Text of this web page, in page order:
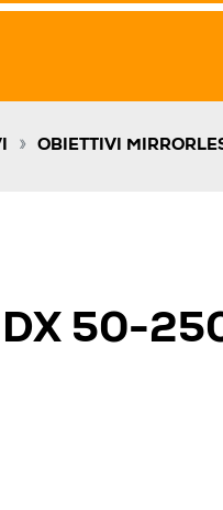
» OBIETTIVI
DX 50-